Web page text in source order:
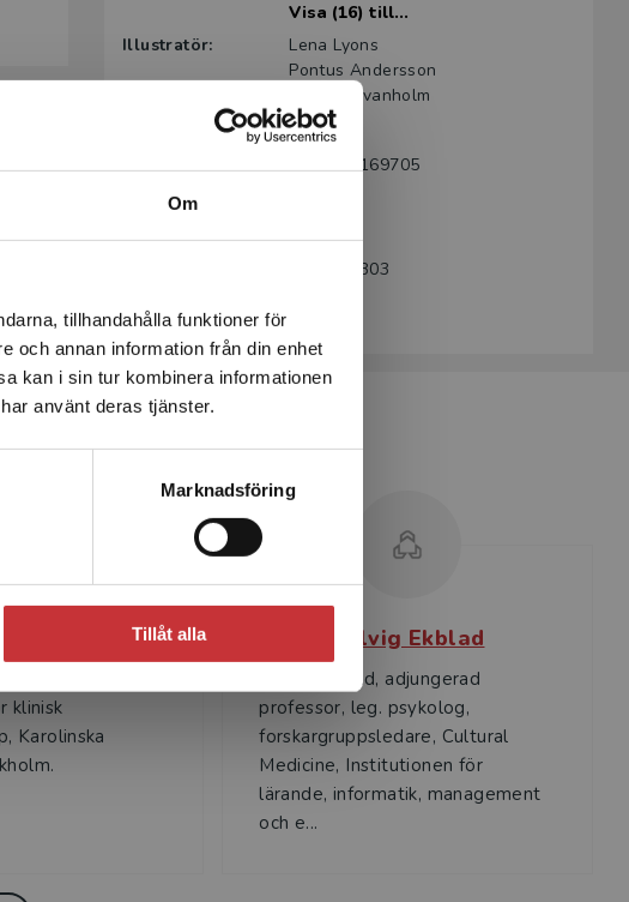
Om
tillhandahålla funktioner för
och annan information från din enhet
kan i sin tur kombinera informationen
använt deras tjänster.
Marknadsföring
Tillåt alla
via en
utanför
Visa (16) till...
Illustratör:
Lena Lyons
Pontus Andersson
Gunilla Svanholm
Svenska
ISBN:
9789144169705
Utgivningsår:
Revisionsår:
2022
32953-SB03
Upplaga:
klinisk
Karolinska
Solvig Ekblad
Solvig Ekblad, adjungerad
professor, leg. psykolog,
forskargruppsledare, Cultural
Medicine, Institutionen för
lärande, informatik, management
och e...